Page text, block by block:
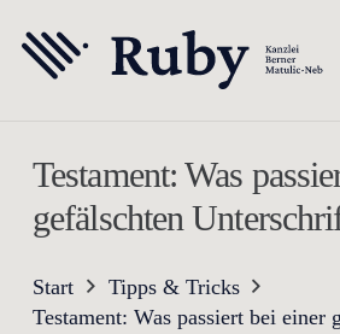
Testament: Was
gefälschten
Start
Tipps & Tricks
Testament: Was passiert bei einer